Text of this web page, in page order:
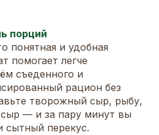
порций
понятная и удобная
помогает легче
съеденного и
рацион без
творожный сыр, рыбу,
— и за пару минут вы
сытный перекус.